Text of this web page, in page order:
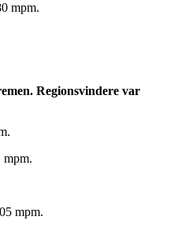
mpm.
Regionsvindere var
mpm.
mpm.